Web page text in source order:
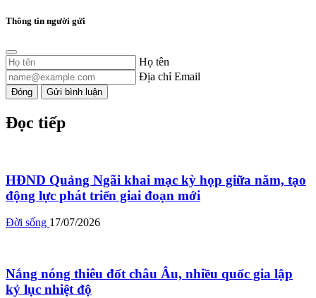
Thông tin người gửi
Họ tên
Địa chỉ Email
Đóng Gửi bình luận
Đọc tiếp
HĐND Quảng Ngãi khai mạc kỳ họp giữa năm, tạo
động lực phát triển giai đoạn mới
Đời sống 17/07/2026
Nắng nóng thiêu đốt châu Âu, nhiều quốc gia lập
kỷ lục nhiệt độ